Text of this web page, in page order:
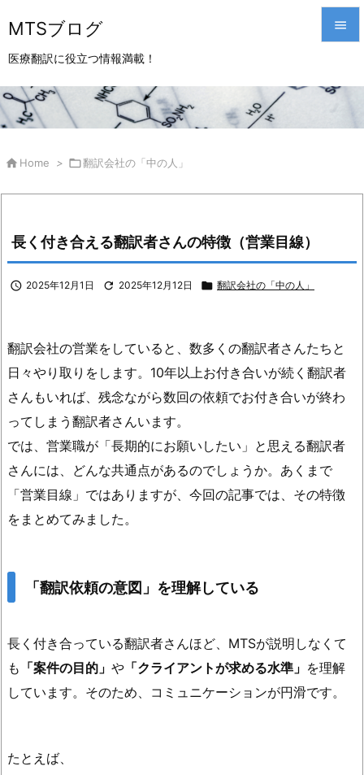
MTSブログ
医療翻訳に役立つ情報満載！


 Home > 翻訳会社の「中の人」
長く付き合える翻訳者さんの特徴（営業目線）
 2025年12月1日  2025年12月12日  翻訳会社の「中の人」
翻訳会社の営業をしていると、数多くの翻訳者さんたちと
日々やり取りをします。10年以上お付き合いが続く翻訳者
さんもいれば、残念ながら数回の依頼でお付き合いが終わ
ってしまう翻訳者さんいます。
では、営業職が「長期的にお願いしたい」と思える翻訳者
さんには、どんな共通点があるのでしょうか。あくまで
「営業目線」ではありますが、今回の記事では、その特徴
をまとめてみました。
「翻訳依頼の意図」を理解している
長く付き合っている翻訳者さんほど、MTSが説明しなくて
も 「案件の目的」 や 「クライアントが求める水準」 を理解
しています。そのため、コミュニケーションが円滑です。
たとえば、